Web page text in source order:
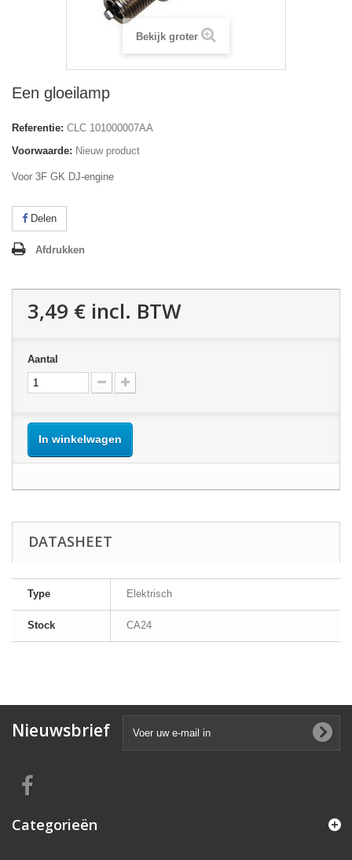
Bekijk groter
Een gloeilamp
Referentie: CLC 101000007AA
Voorwaarde: Nieuw product
Voor 3F GK DJ-engine
Delen
Afdrukken
3,49 € incl. BTW
Aantal
In winkelwagen
DATASHEET
Type Elektrisch
Stock CA24
Nieuwsbrief
Categorieën